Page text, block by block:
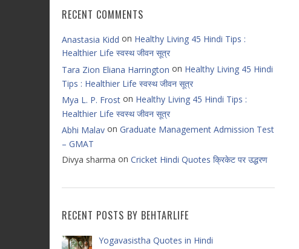
RECENT COMMENTS
Anastasia Kidd on Healthy Living 45 Hindi Tips :
Healthier Life स्वस्थ जीवन सूत्र
Tara Zion Eliana Harrington on Healthy Living 45 Hindi
Tips : Healthier Life स्वस्थ जीवन सूत्र
Mya L. P. Frost on Healthy Living 45 Hindi Tips :
Healthier Life स्वस्थ जीवन सूत्र
Abhi Malav on Graduate Management Admission Test
– GMAT
Divya sharma on Cricket Hindi Quotes क्रिकेट पर उद्धरण
RECENT POSTS BY BEHTARLIFE
Yogavasistha Quotes in Hindi